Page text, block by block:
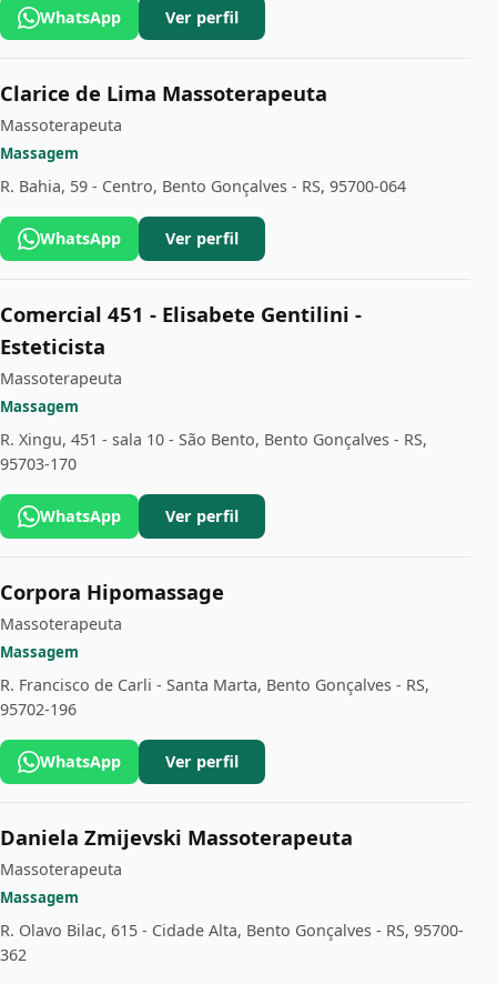
WhatsApp Ver perfil
Clarice de Lima Massoterapeuta
Massoterapeuta
Massagem
R. Bahia, 59 - Centro, Bento Gonçalves - RS, 95700-064
WhatsApp Ver perfil
Comercial 451 - Elisabete Gentilini -
Esteticista
Massoterapeuta
Massagem
R. Xingu, 451 - sala 10 - São Bento, Bento Gonçalves - RS,
95703-170
WhatsApp Ver perfil
Corpora Hipomassage
Massoterapeuta
Massagem
R. Francisco de Carli - Santa Marta, Bento Gonçalves - RS,
95702-196
WhatsApp Ver perfil
Daniela Zmijevski Massoterapeuta
Massoterapeuta
Massagem
R. Olavo Bilac, 615 - Cidade Alta, Bento Gonçalves - RS, 95700-
362